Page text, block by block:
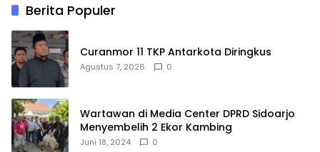
Berita Populer
Curanmor 11 TKP Antarkota Diringkus
Agustus 7, 2026 0
Wartawan di Media Center DPRD Sidoarjo
Menyembelih 2 Ekor Kambing
Juni 18, 2024 0